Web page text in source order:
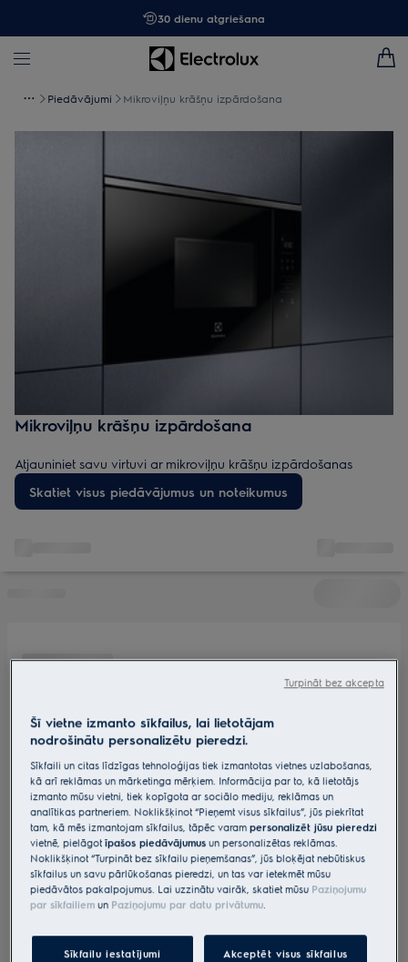
30 dienu atgriešana
Piedāvājumi Mikroviļņu krāšņu izpārdošana
Mikroviļņu krāšņu izpārdošana
Atjauniniet savu virtuvi ar mikroviļņu krāšņu izpārdošanas
piedāvājumiem – modeļi, kas apvieno ātrumu, stilu un vērtības.
Atrodiet lētākas mikroviļņu krāsnis, izpārdošanas preces un
Skatiet visus piedāvājumus un noteikumus
Šī vietne izmanto sīkfailus, lai lietotājam
nodrošinātu personalizētu pieredzi.
Sīkfaili un citas līdzīgas tehnoloģijas tiek izmantotas vietnes uzlabošanas,
kā arī reklāmas un mārketinga mērķiem. Informācija par to, kā lietotājs
izmanto mūsu vietni, tiek kopīgota ar sociālo mediju, reklāmas un
analītikas partneriem. Noklikšķinot “Pieņemt visus sīkfailus”, jūs piekrītat
tam, kā mēs izmantojam sīkfailus, tāpēc varampersonalizēt jūsu pieredzi
vietnē, pielāgotīpašos piedāvājumus un personalizētas reklāmas.
Noklikšķinot “Turpināt bez sīkfailu pieņemšanas”, jūs bloķējat nebūtiskus
sīkfailus un savu pārlūkošanas pieredzi, un tas var ietekmēt mūsu
piedāvātos pakalpojumus. Lai uzzinātu vairāk, skatiet mūsu Paziņojumu
par sīkfailiem un Paziņojumu par datu privātumu.
Sīkfailu iestatījumi Akceptēt visus sīkfailus
Turpināt bez akcepta